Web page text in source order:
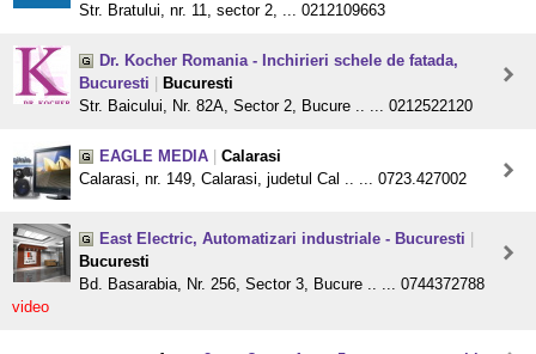
Str. Bratului, nr. 11, sector 2, ... 0212109663
Dr. Kocher Romania - Inchirieri schele de fatada,
Bucuresti
Bucuresti
Str. Baicului, Nr. 82A, Sector 2, Bucure .. ... 0212522120
EAGLE MEDIA
Calarasi
Calarasi, nr. 149, Calarasi, judetul Cal .. ... 0723.427002
East Electric, Automatizari industriale - Bucuresti
Bucuresti
Bd. Basarabia, Nr. 256, Sector 3, Bucure .. ... 0744372788
video